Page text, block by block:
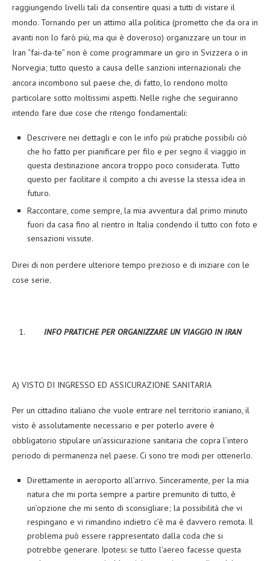
raggiungendo livelli tali da consentire quasi a tutti di vistare il
mondo. Tornando per un attimo alla politica (prometto che da ora in
avanti non lo farò più, ma qui è doveroso) organizzare un tour in
Iran “fai-da-te” non è come programmare un giro in Svizzera o in
Norvegia; tutto questo a causa delle sanzioni internazionali che
ancora incombono sul paese che, di fatto, lo rendono molto
particolare sotto moltissimi aspetti. Nelle righe che seguiranno
intendo fare due cose che ritengo fondamentali:
Descrivere nei dettagli e con le info più pratiche possibili ciò
che ho fatto per pianificare per filo e per segno il viaggio in
questa destinazione ancora troppo poco considerata. Tutto
questo per facilitare il compito a chi avesse la stessa idea in
futuro.
Raccontare, come sempre, la mia avventura dal primo minuto
fuori da casa fino al rientro in Italia condendo il tutto con foto e
sensazioni vissute.
Direi di non perdere ulteriore tempo prezioso e di iniziare con le
cose serie.
INFO PRATICHE PER ORGANIZZARE UN VIAGGIO IN IRAN
A) VISTO DI INGRESSO ED ASSICURAZIONE SANITARIA
Per un cittadino italiano che vuole entrare nel territorio iraniano, il
visto è assolutamente necessario e per poterlo avere è
obbligatorio stipulare un’assicurazione sanitaria che copra l’intero
periodo di permanenza nel paese. Ci sono tre modi per ottenerlo.
Direttamente in aeroporto all’arrivo. Sinceramente, per la mia
natura che mi porta sempre a partire premunito di tutto, è
un’opzione che mi sento di sconsigliare; la possibilità che vi
respingano e vi rimandino indietro c’è ma è davvero remota. Il
problema può essere rappresentato dalla coda che si
potrebbe generare. Ipotesi: se tutto l’aereo facesse questa